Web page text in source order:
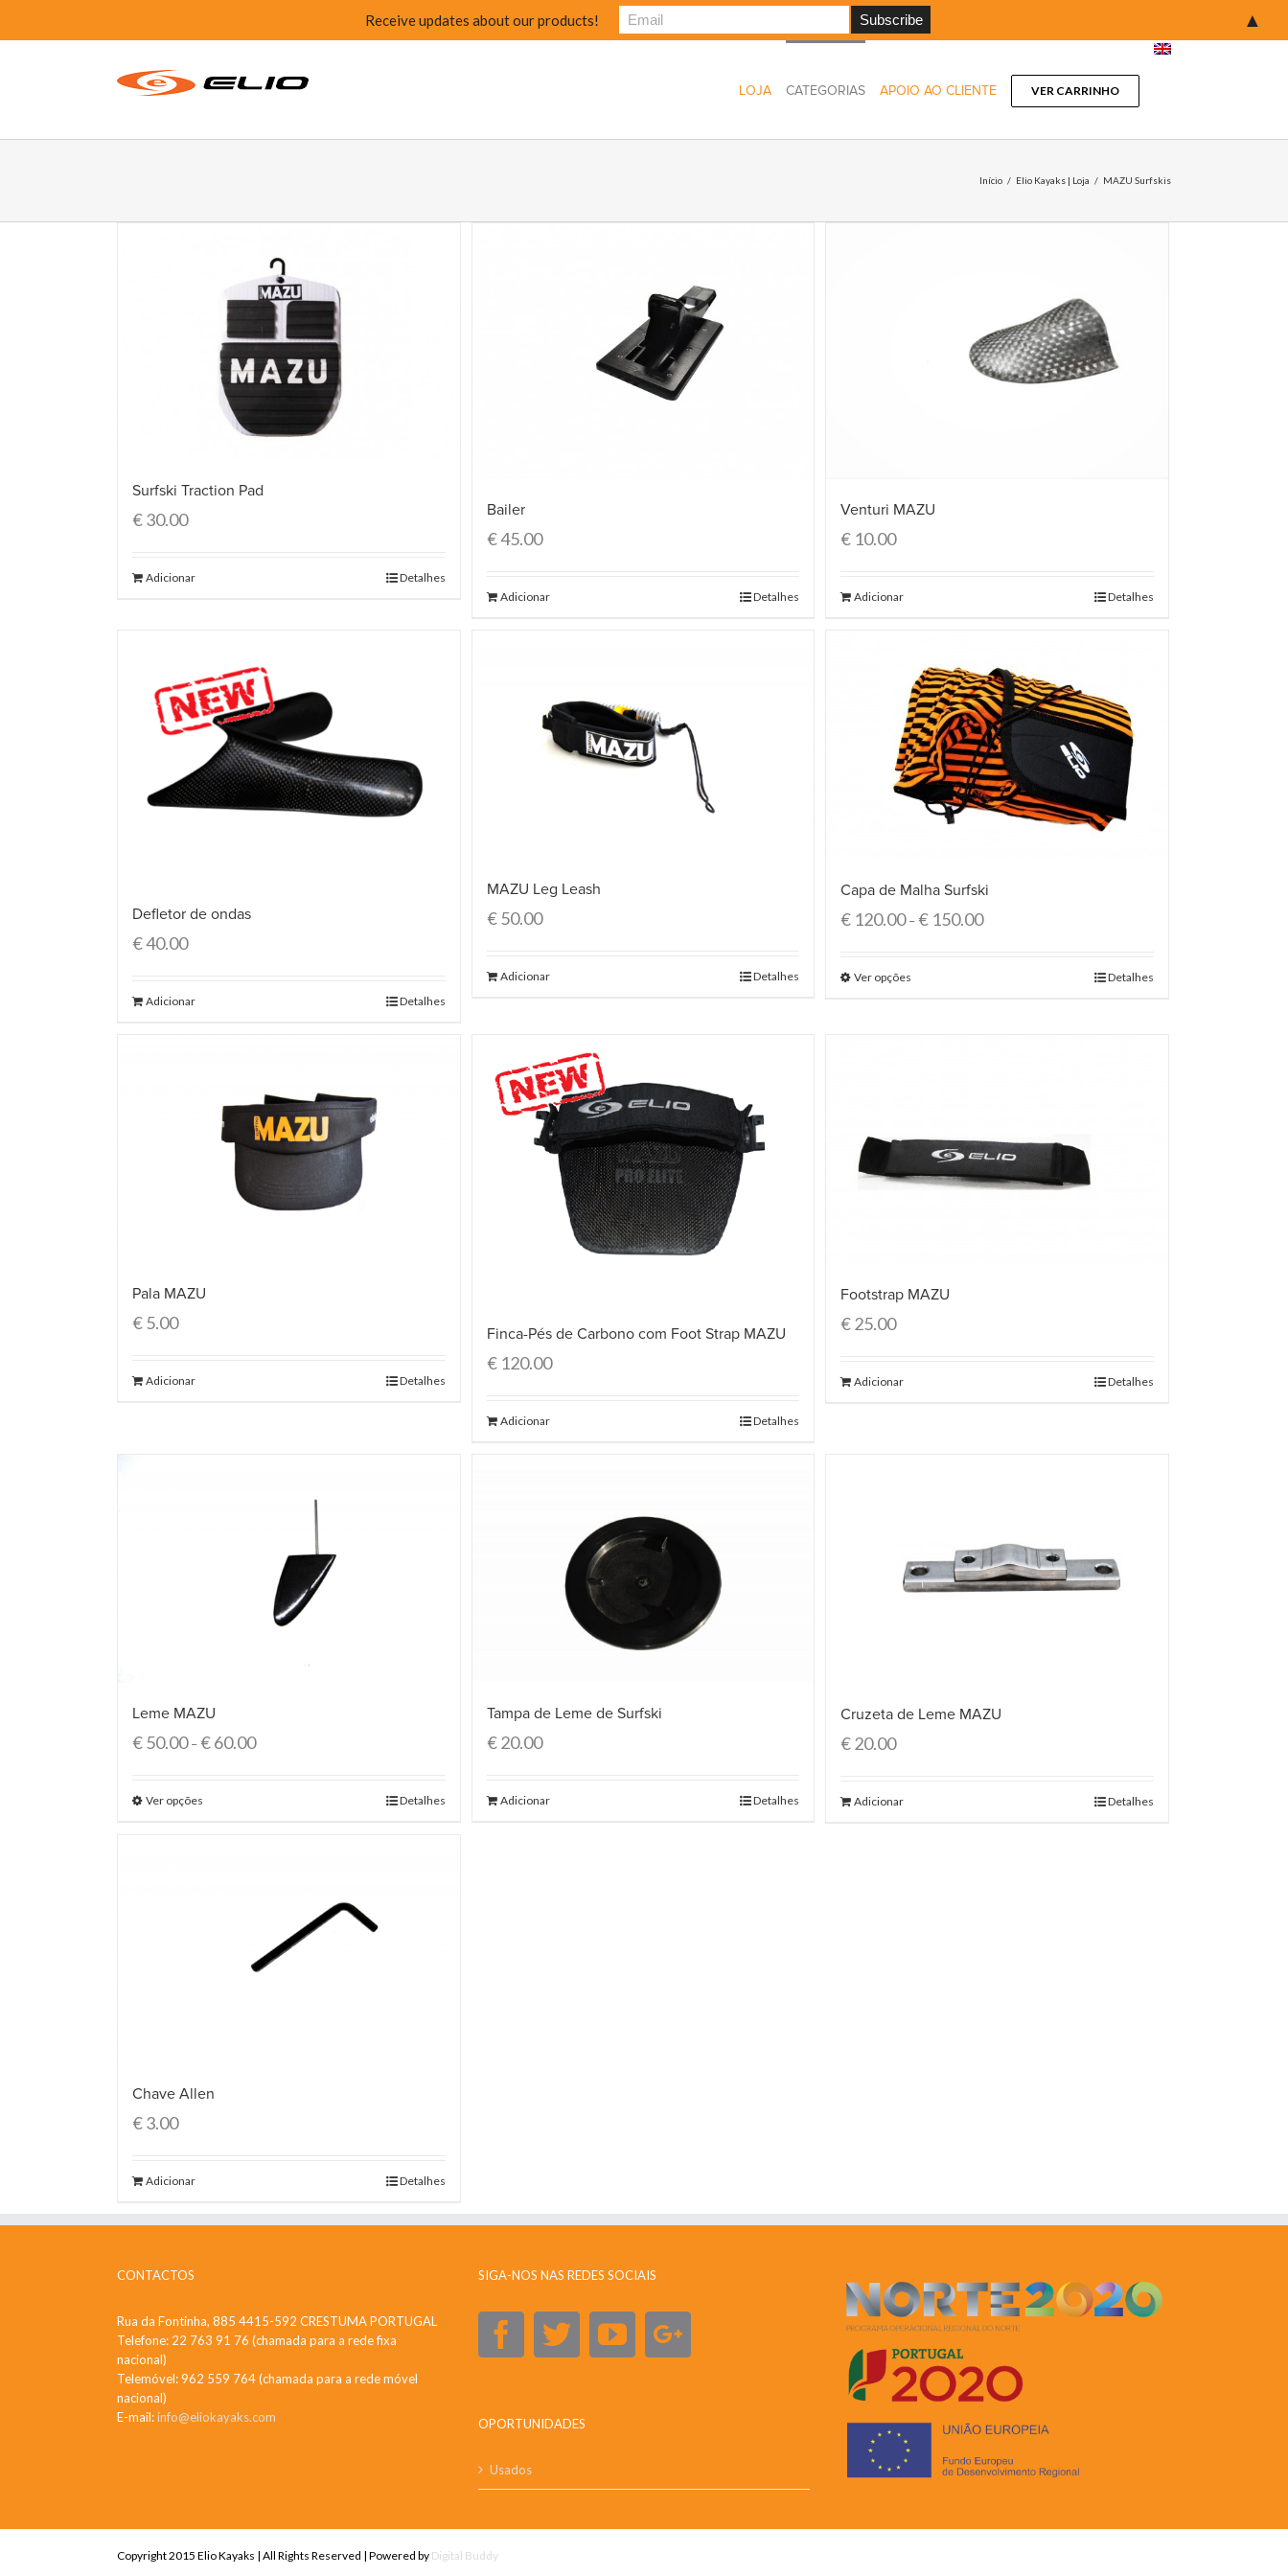
LOJA CATEGORIAS APOIO AO CLIENTE VER CARRINHO
Início / Elio Kayaks | Loja / MAZU Surfskis
Surfski Traction Pad
€30.00
Adicionar Detalhes
Bailer
€45.00
Adicionar Detalhes
Venturi MAZU
€ 10.00
Adicionar Detalhes
Defletor de ondas
€40.00
Adicionar Detalhes
MAZU Leg Leash
€50.00
Adicionar Detalhes
Capa de Malha Surfski
€ 120.00–€ 150.00
Ver opções Detalhes
Pala MAZU
€5.00
Adicionar Detalhes
Finca-Pés de Carbono com Foot Strap MAZU
€120.00
Adicionar Detalhes
Footstrap MAZU
€25.00
Adicionar Detalhes
Leme MAZU
€50.00–€60.00
Ver opções Detalhes
Tampa de Leme de Surfski
€20.00
Adicionar Detalhes
Cruzeta de Leme MAZU
€20.00
Adicionar Detalhes
Chave Allen
€3.00
Adicionar Detalhes
CONTACTOS
Rua da Fontinha, 885 4415-592 CRESTUMA PORTUGAL
Telefone: 22 763 91 76 (chamada para a rede fixa
nacional)
Telemóvel: 962 559 764 (chamada para a rede móvel
nacional)
E-mail:info@eliokayaks.com
SIGA-NOS NAS REDES SOCIAIS
OPORTUNIDADES
Usados
Copyright 2015 Elio Kayaks | All Rights Reserved | Powered by Digital Buddy
Receive updates about our products! ▲